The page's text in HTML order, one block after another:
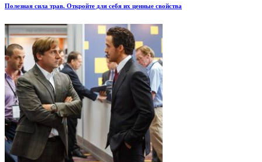
Полезная сила трав. Откройте для себя их ценные свойства